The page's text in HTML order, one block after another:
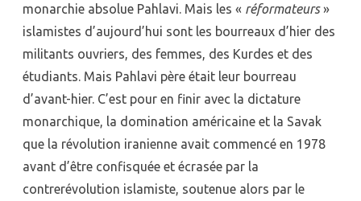
monarchie absolue Pahlavi. Mais les « réformateurs»
islamistes d’aujourd’hui sont les bourreaux d’hier des
militants ouvriers, des femmes, des Kurdes et des
étudiants. Mais Pahlavi père était leur bourreau
d’avant-hier. C’est pour en finir avec la dictature
monarchique, la domination américaine et la Savak
que la révolution iranienne avait commencé en 1978
avant d’être confisquée et écrasée par la
contrerévolution islamiste, soutenue alors par le